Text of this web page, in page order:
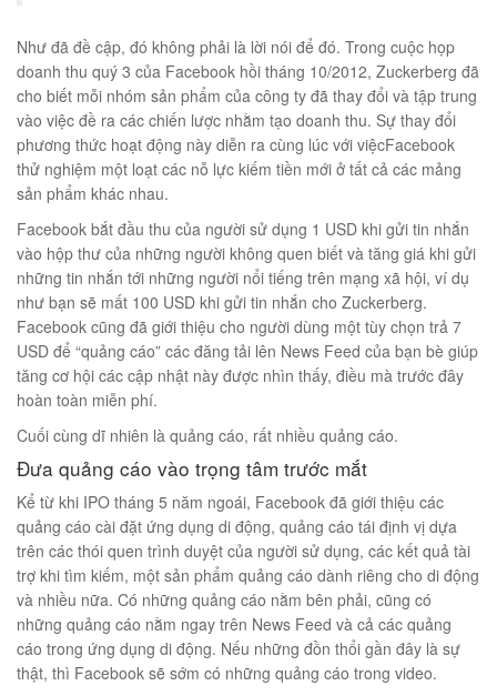
Như đã đề cập, đó không phải là lời nói để đó. Trong cuộc họp
doanh thu quý 3 của Facebook hồi tháng 10/2012, Zuckerberg đã
cho biết mỗi nhóm sản phẩm của công ty đã thay đổi và tập trung
vào việc đề ra các chiến lược nhằm tạo doanh thu. Sự thay đổi
phương thức hoạt động này diễn ra cùng lúc với việcFacebook
thử nghiệm một loạt các nỗ lực kiếm tiền mới ở tất cả các mảng
sản phẩm khác nhau.
Facebook bắt đầu thu của người sử dụng 1 USD khi gửi tin nhắn
vào hộp thư của những người không quen biết và tăng giá khi gửi
những tin nhắn tới những người nổi tiếng trên mạng xã hội, ví dụ
như bạn sẽ mất 100 USD khi gửi tin nhắn cho Zuckerberg.
Facebook cũng đã giới thiệu cho người dùng một tùy chọn trả 7
USD để “quảng cáo” các đăng tải lên News Feed của bạn bè giúp
tăng cơ hội các cập nhật này được nhìn thấy, điều mà trước đây
hoàn toàn miễn phí.
Cuối cùng dĩ nhiên là quảng cáo, rất nhiều quảng cáo.
Đưa quảng cáo vào trọng tâm trước mắt
Kể từ khi IPO tháng 5 năm ngoái, Facebook đã giới thiệu các
quảng cáo cài đặt ứng dụng di động, quảng cáo tái định vị dựa
trên các thói quen trình duyệt của người sử dụng, các kết quả tài
trợ khi tìm kiếm, một sản phẩm quảng cáo dành riêng cho di động
và nhiều nữa. Có những quảng cáo nằm bên phải, cũng có
những quảng cáo nằm ngay trên News Feed và cả các quảng
cáo trong ứng dụng di động. Nếu những đồn thổi gần đây là sự
thật, thì Facebook sẽ sớm có những quảng cáo trong video.